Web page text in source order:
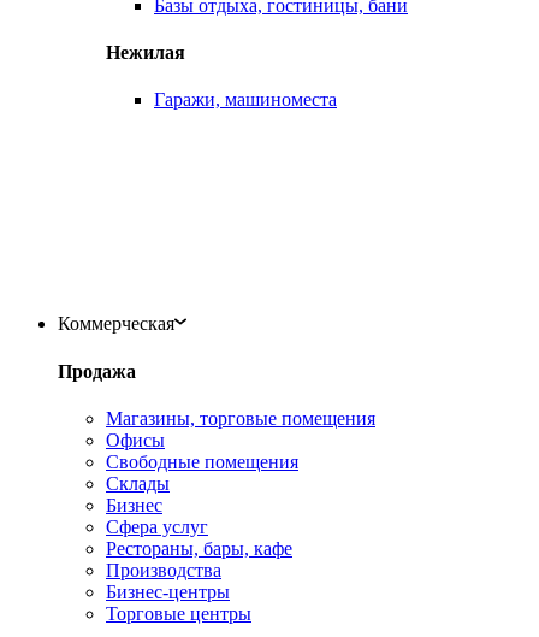
Базы отдыха, гостиницы, бани
Нежилая
Гаражи, машиноместа
Коммерческая
Продажа
Магазины, торговые помещения
Офисы
Свободные помещения
Склады
Бизнес
Сфера услуг
Рестораны, бары, кафе
Производства
Бизнес-центры
Торговые центры